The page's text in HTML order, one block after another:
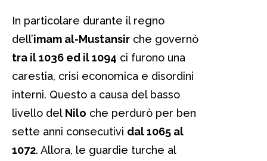
In particolare durante il regno
dell’imam al-Mustansir che governò
tra il 1036 ed il 1094 ci furono una
carestia, crisi economica e disordini
interni. Questo a causa del basso
livello del Nilo che perdurò per ben
sette anni consecutivi dal 1065 al
1072. Allora, le guardie turche al